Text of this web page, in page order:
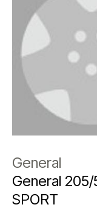
General
General 205/
SPORT